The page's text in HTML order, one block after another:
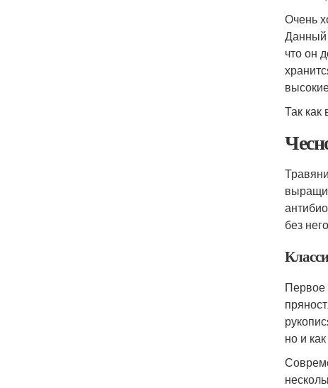
Очень
Данный
что он
Так
без
Первое
но и